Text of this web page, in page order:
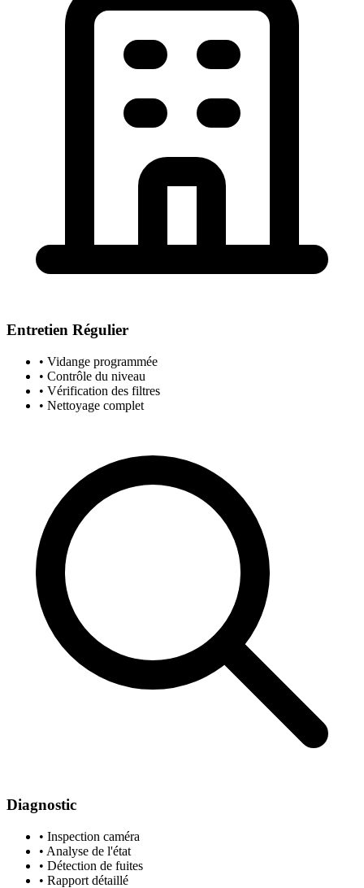
Entretien Régulier
• Vidange programmée
• Contrôle du niveau
• Vérification des filtres
• Nettoyage complet
Diagnostic
• Inspection caméra
• Analyse de l'état
• Détection de fuites
• Rapport détaillé